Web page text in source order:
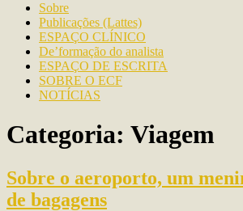
Sobre
Publicações (Lattes)
ESPAÇO CLÍNICO
De’formação do analista
ESPAÇO DE ESCRITA
SOBRE O ECF
NOTÍCIAS
Categoria: Viagem
Sobre o aeroporto, um
de bagagens